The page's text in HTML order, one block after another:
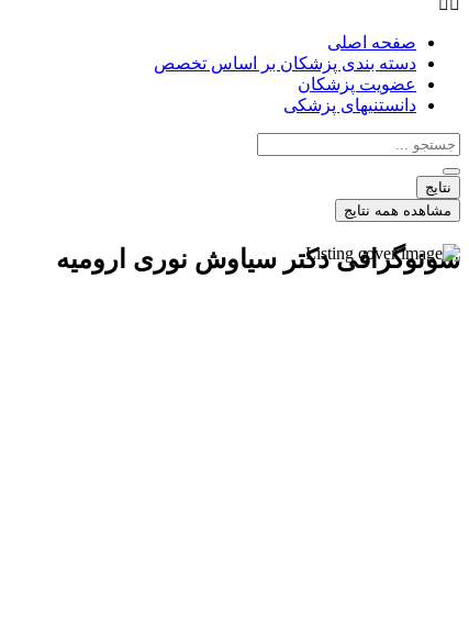
صفحه اصلی
دسته بندی پزشکان بر اساس تخصص
عضویت پزشکان
دانستنیهای پزشکی
جستجو
...
نتایج
مشاهده همه نتایج
سونوگرافی دکتر سیاوش نوری ارومیه